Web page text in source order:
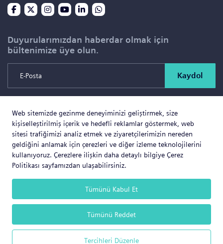
Web sitemizde gezinme deneyiminizi geliştirmek, size
kişiselleştirilmiş içerik ve hedefli reklamlar göstermek, web
sitesi trafiğimizi analiz etmek ve ziyaretçilerimizin nereden
geldiğini anlamak için çerezleri ve diğer izleme teknolojilerini
kullanıyoruz. Çerezlere ilişkin daha detaylı bilgiye Çerez
Politikası sayfamızdan ulaşabilirsiniz.
Tümünü Kabul Et
Tümünü Reddet
Tercihleri Düzenle
Duyurularımızdan haberdar olmak için
bültenimize üye olun.
Kaydol
Copyright © 2026 SOLD PROJE SATIŞ YÖNETİMİ VE
GAYRİMENKUL İNŞAAT TİCARET LTD.ŞTİ. Tüm Hakları
Saklıdır.
Web Business® e-ticaret sistemleri ile hazırlanmıştır.